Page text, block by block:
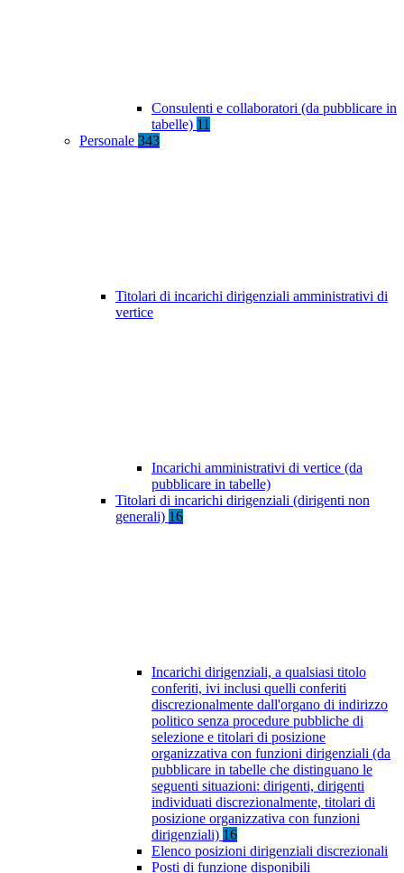
Consulenti e collaboratori (da pubblicare in
tabelle) 11
Personale 343
Titolari di incarichi dirigenziali amministrativi di
vertice
Incarichi amministrativi di vertice (da
pubblicare in tabelle)
Titolari di incarichi dirigenziali (dirigenti non
generali) 16
Incarichi dirigenziali, a qualsiasi titolo
conferiti, ivi inclusi quelli conferiti
discrezionalmente dall'organo di indirizzo
politico senza procedure pubbliche di
selezione e titolari di posizione
organizzativa con funzioni dirigenziali (da
pubblicare in tabelle che distinguano le
seguenti situazioni: dirigenti, dirigenti
individuati discrezionalmente, titolari di
posizione organizzativa con funzioni
dirigenziali) 16
Elenco posizioni dirigenziali discrezionali
Posti di funzione disponibili